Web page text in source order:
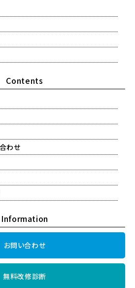
Contents
わせ
Information
お問い合わせ
無料改修診断